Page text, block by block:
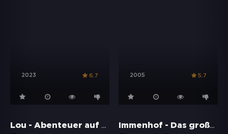
2023 6.7 2005 5.7
Lou - Abenteuer auf Samtpfoten Immenhof - Das große Versprechen